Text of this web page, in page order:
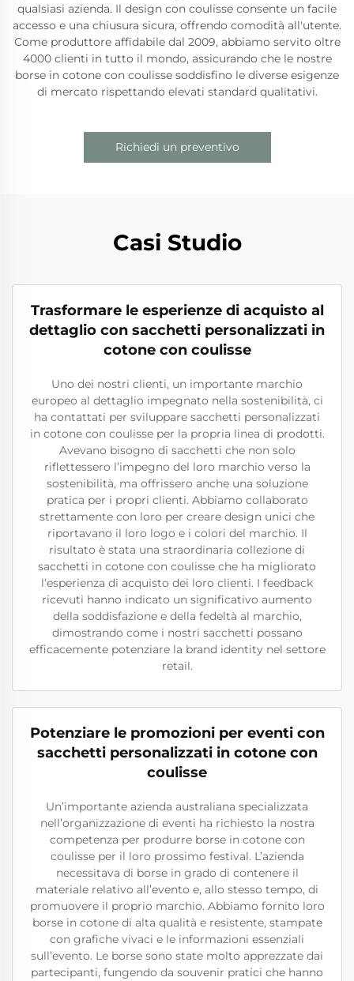
qualsiasi azienda. Il design con coulisse consente un facile
accesso e una chiusura sicura, offrendo comodità all'utente.
Come produttore affidabile dal 2009, abbiamo servito oltre
4000 clienti in tutto il mondo, assicurando che le nostre
borse in cotone con coulisse soddisfino le diverse esigenze
di mercato rispettando elevati standard qualitativi.
Richiedi un preventivo
Casi Studio
Trasformare le esperienze di acquisto al
dettaglio con sacchetti personalizzati in
cotone con coulisse
Uno dei nostri clienti, un importante marchio
europeo al dettaglio impegnato nella sostenibilità, ci
ha contattati per sviluppare sacchetti personalizzati
in cotone con coulisse per la propria linea di prodotti.
Avevano bisogno di sacchetti che non solo
riflettessero l’impegno del loro marchio verso la
sostenibilità, ma offrissero anche una soluzione
pratica per i propri clienti. Abbiamo collaborato
strettamente con loro per creare design unici che
riportavano il loro logo e i colori del marchio. Il
risultato è stata una straordinaria collezione di
sacchetti in cotone con coulisse che ha migliorato
l’esperienza di acquisto dei loro clienti. I feedback
ricevuti hanno indicato un significativo aumento
della soddisfazione e della fedeltà al marchio,
dimostrando come i nostri sacchetti possano
efficacemente potenziare la brand identity nel settore
retail.
Potenziare le promozioni per eventi con
sacchetti personalizzati in cotone con
coulisse
Un’importante azienda australiana specializzata
nell’organizzazione di eventi ha richiesto la nostra
competenza per produrre borse in cotone con
coulisse per il loro prossimo festival. L’azienda
necessitava di borse in grado di contenere il
materiale relativo all’evento e, allo stesso tempo, di
promuovere il proprio marchio. Abbiamo fornito loro
borse in cotone di alta qualità e resistente, stampate
con grafiche vivaci e le informazioni essenziali
sull’evento. Le borse sono state molto apprezzate dai
partecipanti, fungendo da souvenir pratici che hanno